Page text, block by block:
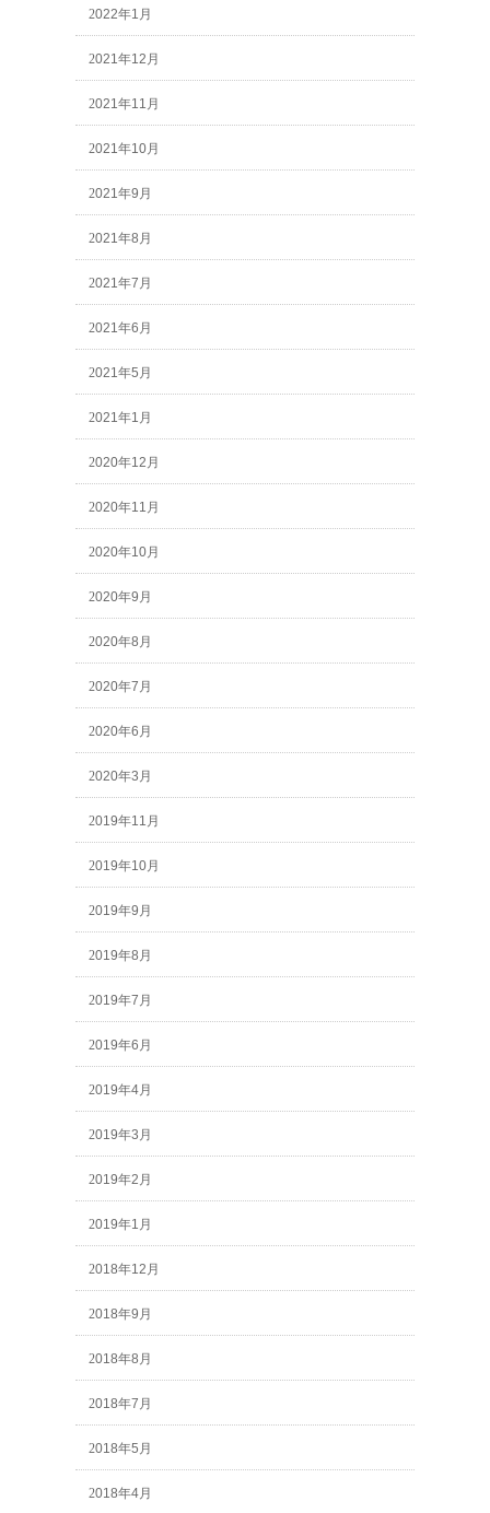
2022年1月
2021年12月
2021年11月
2021年10月
2021年9月
2021年8月
2021年7月
2021年6月
2021年5月
2021年1月
2020年12月
2020年11月
2020年10月
2020年9月
2020年8月
2020年7月
2020年6月
2020年3月
2019年11月
2019年10月
2019年9月
2019年8月
2019年7月
2019年6月
2019年4月
2019年3月
2019年2月
2019年1月
2018年12月
2018年9月
2018年8月
2018年7月
2018年5月
2018年4月